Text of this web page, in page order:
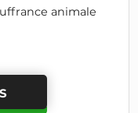
animale